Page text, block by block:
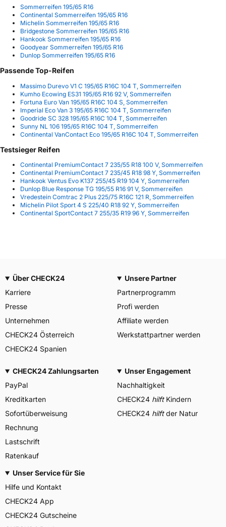
Sommerreifen 195/65 R16
Continental Sommerreifen 195/65 R16
Michelin Sommerreifen 195/65 R16
Bridgestone Sommerreifen 195/65 R16
Hankook Sommerreifen 195/65 R16
Goodyear Sommerreifen 195/65 R16
Dunlop Sommerreifen 195/65 R16
Passende Top-Reifen
Massimo Durevo V1 C 195/65 R16C 104 T, Sommerreifen
Kumho Ecowing ES31 195/65 R16 92 V, Sommerreifen
Fortuna Euro Van 195/65 R16C 104 S, Sommerreifen
Imperial Eco Van 3 195/65 R16C 104 T, Sommerreifen
Goodride SC 328 195/65 R16C 104 T, Sommerreifen
Sunny NL 106 195/65 R16C 104 T, Sommerreifen
Continental VanContact Eco 195/65 R16C 104 T, Sommerreifen
Testsieger Reifen
Continental PremiumContact 7 235/55 R18 100 V, Sommerreifen
Continental PremiumContact 7 235/45 R18 98 Y, Sommerreifen
Hankook Ventus Evo K137 255/45 R19 104 Y, Sommerreifen
Dunlop Blue Response TG 195/55 R16 91 V, Sommerreifen
Vredestein Comtrac 2 Plus 225/75 R16C 121 R, Sommerreifen
Michelin Pilot Sport 4 S 225/40 R18 92 Y, Sommerreifen
Continental SportContact 7 255/35 R19 96 Y, Sommerreifen
Über CHECK24
Karriere
Presse
Unternehmen
CHECK24 Österreich
CHECK24 Spanien
Unsere Partner
Partnerprogramm
Profi werden
Affiliate werden
Werkstattpartner werden
CHECK24 Zahlungsarten
PayPal
Kreditkarten
Sofortüberweisung
Rechnung
Lastschrift
Ratenkauf
Unser Engagement
Nachhaltigkeit
CHECK24 hilftKindern
CHECK24 hilftder Natur
Unser Service für Sie
Hilfe und Kontakt
CHECK24 App
CHECK24 Gutscheine